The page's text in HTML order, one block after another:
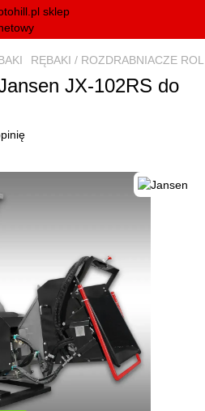
RĘBAKI / ROZDRABNIACZE
JX-102RS do